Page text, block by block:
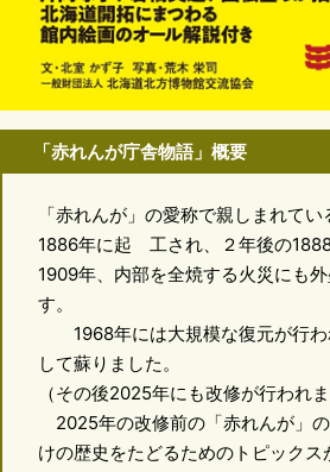
「赤れんが庁舎物語」概要
「赤れんが」の愛称で親しまれて
1886年に起 工され、２年後の1888
1909年、内部を全焼する火災にも
す。
1968年には大規模な復元が行わ
して蘇りました。
（その後2025年にも改修が行われま
2025年の改修前の「赤れんが」
けの歴史をたどるためのトピックス